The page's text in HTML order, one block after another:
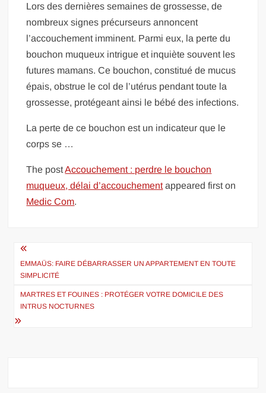
Lors des dernières semaines de grossesse, de
nombreux signes précurseurs annoncent
l’accouchement imminent. Parmi eux, la perte du
bouchon muqueux intrigue et inquiète souvent les
futures mamans. Ce bouchon, constitué de mucus
épais, obstrue le col de l’utérus pendant toute la
grossesse, protégeant ainsi le bébé des infections.
La perte de ce bouchon est un indicateur que le
corps se …
The postAccouchement : perdre le bouchon
muqueux, délai d’accouchementappeared first on
Medic Com.
Navigation
de
l’article
EMMAÜS: FAIRE DÉBARRASSER UN APPARTEMENT EN TOUTE
SIMPLICITÉ
MARTRES ET FOUINES : PROTÉGER VOTRE DOMICILE DES
INTRUS NOCTURNES